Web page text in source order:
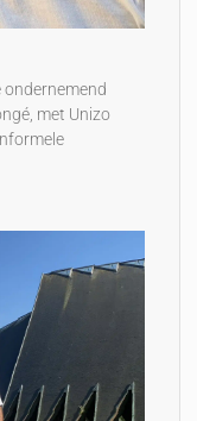
ondernemend
met Unizo